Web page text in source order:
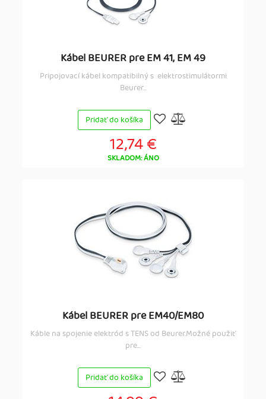
Kábel BEURER pre EM 41, EM 49
Pripojovací kábel kompatibilný s elektrostimulátormi
Beurer...
Pridať do košíka
12,74 €
SKLADOM: ÁNO
Kábel BEURER pre EM40/EM80
Káble na spojenie elektród s TENS od Beurer.Možné použiť
pre...
Pridať do košíka